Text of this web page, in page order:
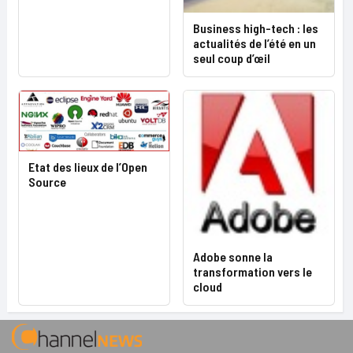
Business high-tech : les
actualités de l’été en un
seul coup d’œil
Etat des lieux de l’Open
Source
Adobe sonne la
transformation vers le
cloud